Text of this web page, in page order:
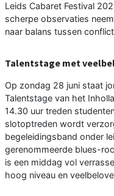
Leids Cabaret Festival
scherpe observaties
naar balans tussen
Talentstage met
Op zondag 28 juni staat
Talentstage van het
14.30 uur treden
slotoptreden wordt
begeleidingsband onder
gerenommeerde blues-
is een middag vol
hoog niveau en